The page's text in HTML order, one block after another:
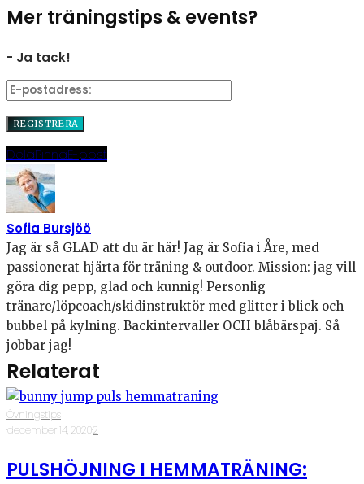
Mer träningstips & events?
- Ja tack!
DelaPinnaE-post
Sofia Bursjöö
Jag är så GLAD att du är här! Jag är Sofia i Åre, med
passionerat hjärta för träning & outdoor. Mission: jag vill
göra dig pepp, glad och kunnig! Personlig
tränare/löpcoach/skidinstruktör med glitter i blick och
bubbel på kylning. Backintervaller OCH blåbärspaj. Så
jobbar jag!
Relaterat
Övningstips
·december 14, 2020·2
PULSHÖJNING I HEMMATRÄNING: